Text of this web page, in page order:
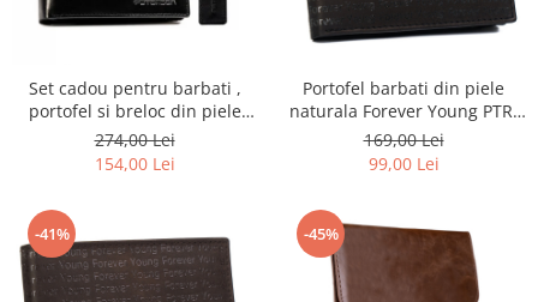
Set cadou pentru barbati ,
portofel si breloc din piele
naturala Peterson PTR-PTN
SET-M-N992L-KCS
274,00 Lei
154,00 Lei
Portofel barbati din piele
naturala Forever Young PTR-
701-SPG
169,00 Lei
99,00 Lei
-41% -45%